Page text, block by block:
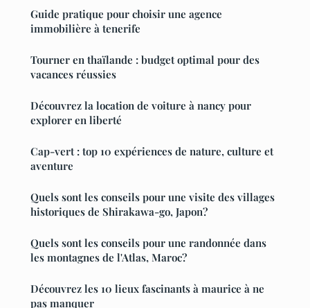
Guide pratique pour choisir une agence
immobilière à tenerife
Tourner en thaïlande : budget optimal pour des
vacances réussies
Découvrez la location de voiture à nancy pour
explorer en liberté
Cap-vert : top 10 expériences de nature, culture et
aventure
Quels sont les conseils pour une visite des villages
historiques de Shirakawa-go, Japon?
Quels sont les conseils pour une randonnée dans
les montagnes de l'Atlas, Maroc?
Découvrez les 10 lieux fascinants à maurice à ne
pas manquer